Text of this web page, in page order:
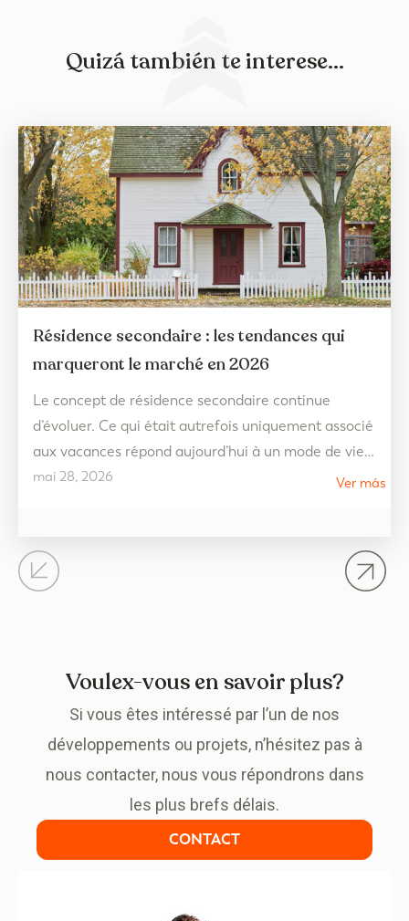
Quizá también te interese...
Résidence secondaire : les tendances qui
marqueront le marché en 2026
mai 28, 2026
Le concept de résidence secondaire continue
d’évoluer. Ce qui était autrefois uniquement associé
aux vacances répond aujourd’hui à un mode de vie
beaucoup plus flexible, tourné vers le bien-être et
s’orientent vers des logements qui privilégient la
qualité de…
Ver más
Voulex-vous en savoir plus?
Si vous êtes intéressé par l’un de nos
développements ou projets, n’hésitez pas à
nous contacter, nous vous répondrons dans
les plus brefs délais.
CONTACT